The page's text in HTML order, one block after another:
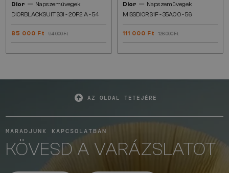
Dior — Napszemüvegek
DIORBLACKSUIT S3I - 20F2 A - 54
85 000 Ft 94 000 Ft
Dior — Napszemüvegek
MISSDIOR S1F - 35A0 O - 56
111 000 Ft 126 000 Ft
AZ OLDAL TETEJÉRE
MARADJUNK KAPCSOLATBAN
KÖVESD A VARÁZSLATOT